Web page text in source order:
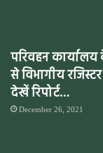
परिवहन कार्यालय
से विभागीय
देखें रिपोर्ट…
December 26, 2021